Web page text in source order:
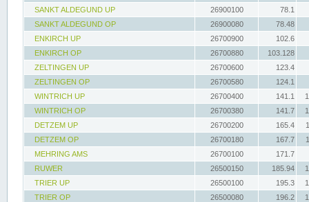
SANKT ALDEGUND UP
26900100
78.1
SANKT ALDEGUND OP
26900080
78.48
ENKIRCH UP
26700900
102.6
ENKIRCH OP
26700880
103.128
ZELTINGEN UP
26700600
123.4
ZELTINGEN OP
26700580
124.1
WINTRICH UP
26700400 141.1
WINTRICH OP
26700380 141.7
DETZEM UP
26700200 165.4
DETZEM OP
26700180 167.7
MEHRING AMS
26700100
171.7
RUWER
26500150 185.94
TRIER UP
26500100 195.3
TRIER OP
26500080 196.2